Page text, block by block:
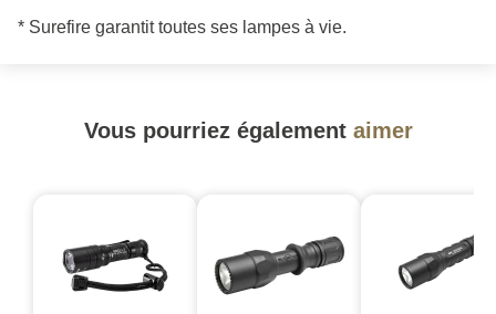
* Surefire garantit toutes ses lampes à vie.
Vous pourriez également aimer